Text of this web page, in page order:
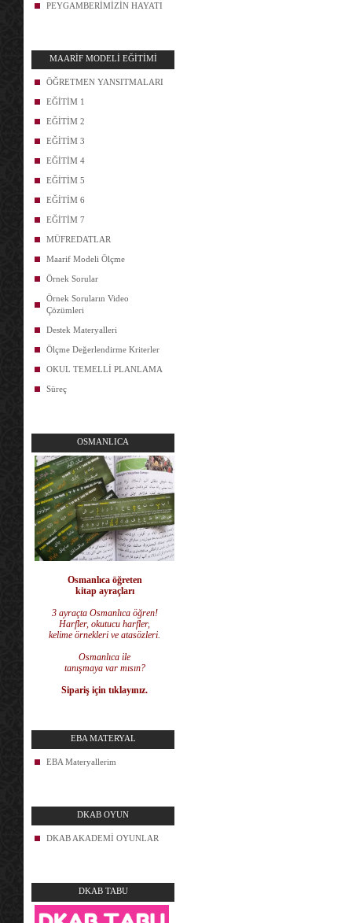
PEYGAMBERİMİZİN HAYATI
MAARİF MODELİ EĞİTİMİ
ÖĞRETMEN YANSITMALARI
EĞİTİM 1
EĞİTİM 2
EĞİTİM 3
EĞİTİM 4
EĞİTİM 5
EĞİTİM 6
EĞİTİM 7
MÜFREDATLAR
Maarif Modeli Ölçme
Örnek Sorular
Örnek Soruların Video
Çözümleri
Destek Materyalleri
Ölçme Değerlendirme Kriterler
OKUL TEMELLİ PLANLAMA
Süreç
OSMANLICA
Osmanlıca öğreten
kitap ayraçları
3 ayraçta Osmanlıca öğren!
Harfler, okutucu harfler,
kelime örnekleri ve atasözleri.
Osmanlıca ile
tanışmaya var mısın?
Sipariş için tıklayınız.
EBA MATERYAL
EBA Materyallerim
DKAB OYUN
DKAB AKADEMİ OYUNLAR
DKAB TABU